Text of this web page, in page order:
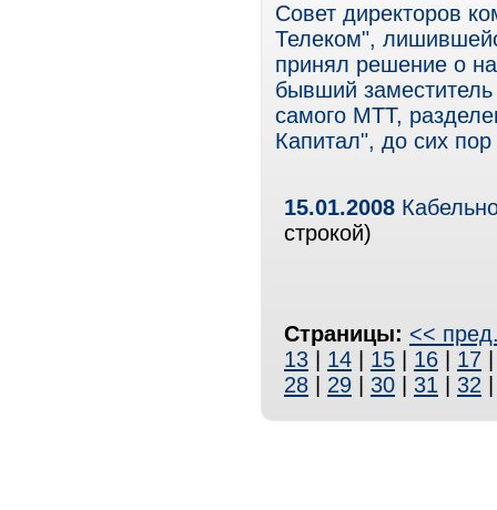
Совет директоров
Телеком",
принял решение о
бывший
самого МТТ,
Капитал", до сих
15.01.2008
строкой)
Страницы: <<
13
14 15 16 17
28
29 30 31 32